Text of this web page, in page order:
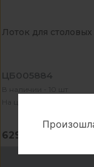
Лоток для
ЦБ005884
В наличии - 10 шт
На центральном складе
629.50 ₽